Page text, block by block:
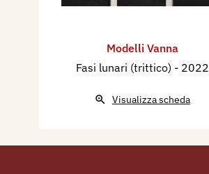
Modelli Vanna
Fasi lunari (trittico) - 2022
Visualizza scheda